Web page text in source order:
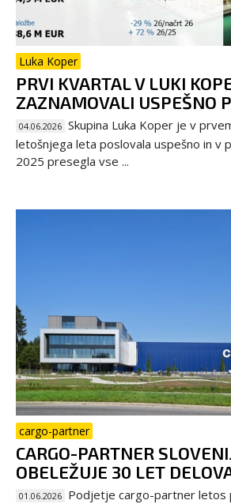
Luka Koper
PRVI KVARTAL V LUKI
ZAZNAMOVALI USPEŠNO
04.06.2026 Skupina Luka Koper je v
letošnjega leta poslovala uspešno in v
2025 presegla vse ...
cargo-partner
CARGO-PARTNER
OBELEŽUJE 30 LET
01.06.2026 Podjetje cargo-partner letos